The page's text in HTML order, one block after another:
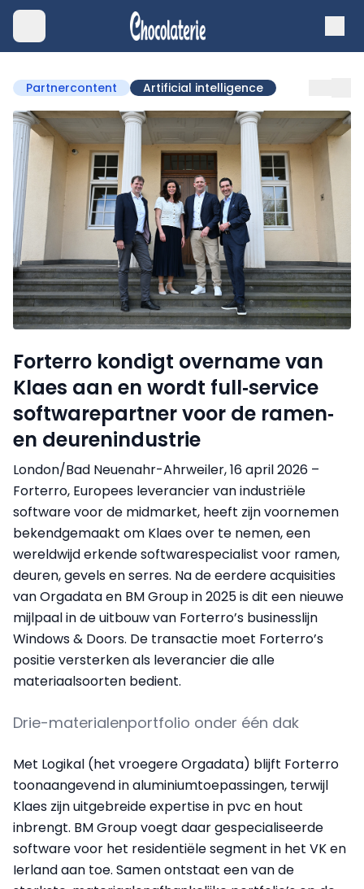
Partnercontent Artificial intelligence
Forterro kondigt overname van
Klaes aan en wordt full‑service
softwarepartner voor de ramen‑
en deurenindustrie
London/Bad Neuenahr-Ahrweiler, 16 april 2026 –
Forterro, Europees leverancier van industriële
software voor de midmarket, heeft zijn voornemen
bekendgemaakt om Klaes over te nemen, een
wereldwijd erkende softwarespecialist voor ramen,
deuren, gevels en serres. Na de eerdere acquisities
van Orgadata en BM Group in 2025 is dit een nieuwe
mijlpaal in de uitbouw van Forterro’s businesslijn
Windows & Doors. De transactie moet Forterro’s
positie versterken als leverancier die alle
materiaalsoorten bedient.
Drie-materialenportfolio onder één dak
Met Logikal (het vroegere Orgadata) blijft Forterro
toonaangevend in aluminiumtoepassingen, terwijl
Klaes zijn uitgebreide expertise in pvc en hout
inbrengt. BM Group voegt daar gespecialiseerde
software voor het residentiële segment in het VK en
Ierland aan toe. Samen ontstaat een van de